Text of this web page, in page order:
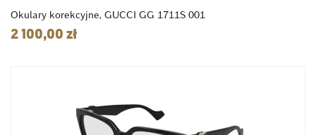
Okulary korekcyjne, GUCCI GG 1711S 001
2 100,00 zł